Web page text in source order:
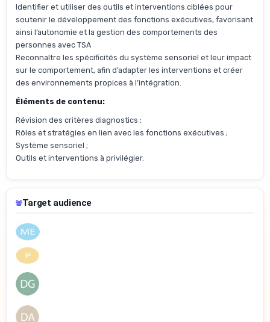
Identifier et utiliser des outils et interventions ciblées pour
soutenir le développement des fonctions exécutives, favorisant
ainsi l’autonomie et la gestion des comportements des
personnes avec TSA
Reconnaître les spécificités du système sensoriel et leur impact
sur le comportement, afin d’adapter les interventions et créer
des environnements propices à l’intégration.
Éléments de contenu:
Révision des critères diagnostics ;
Rôles et stratégies en lien avec les fonctions exécutives ;
Système sensoriel ;
Outils et interventions à privilégier.
Target audience